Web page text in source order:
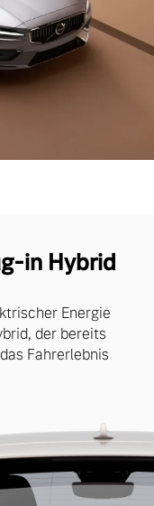
in Hybrid
Energie
der bereits
Fahrerlebnis